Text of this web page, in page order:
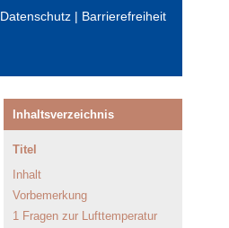
Datenschutz | Barrierefreiheit
Inhaltsverzeichnis
Titel
Inhalt
Vorbemerkung
1 Fragen zur Lufttemperatur